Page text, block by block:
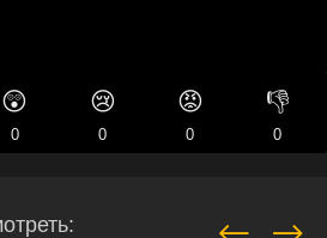
😲
0
😢
0
😡
0
👎
0